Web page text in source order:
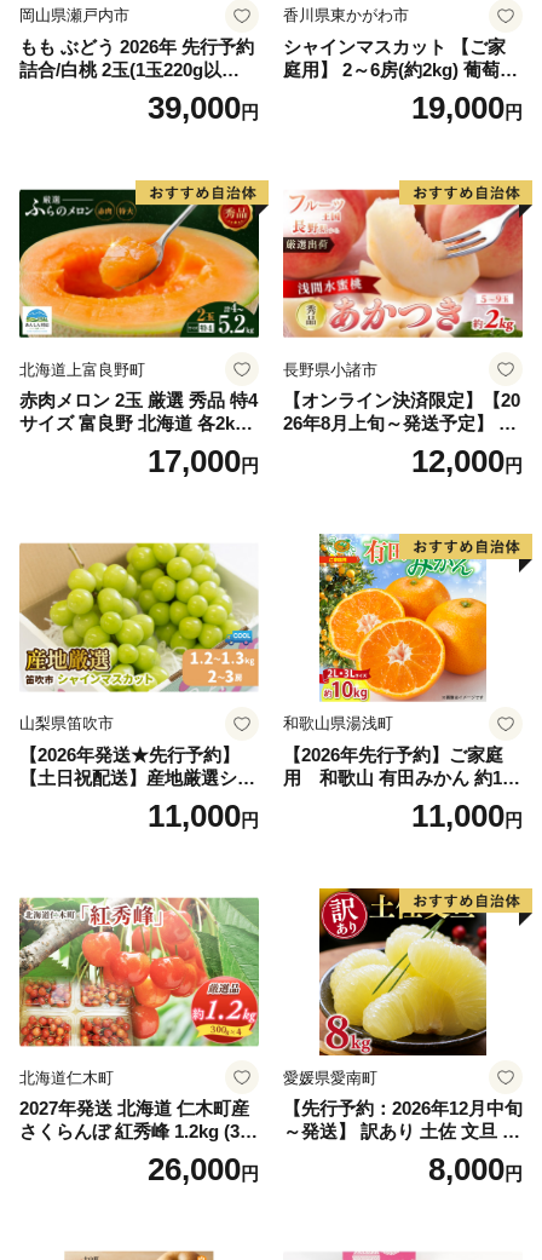
岡山県瀬戸内市
もも ぶどう 2026年 先行予約
詰合/白桃 2玉(1玉220g以
上)・シャインマスカット 晴
39,000円
香川県東かがわ市
シャインマスカット 【ご家
庭用】 2～6房(約2kg) 葡萄 ぶ
どう ブドウ フルーツ 果物 く
だもの 果実 旬の果物 旬のフ
19,000円
北海道上富良野町
赤肉メロン 2玉 厳選 秀品 特4
サイズ 富良野 北海道 各2kg
～2.6kg 2玉 セット ファーム
富良野 メロン めろん 果物 く
17,000円
長野県小諸市
【オンライン決済限定】【20
26年8月上旬～発送予定】 先
行予約 「浅間水蜜桃プレミ
アム」 もも あかつき 秀品 約
果肉 長野県産 小諸市
12,000円
山梨県笛吹市
【2026年発送★先行予約】
【土日祝配送】産地厳選シャ
インマスカット1.2kg～1.3kg
（2房～3房）※沖縄・離島配
笛吹市 山梨県 フルーツ 果物
ぶどう 葡萄 大粒 シャインマ
スカット おすすめ シャイン
マスカット 贈答 ギフト 産地
笛吹市 シャインマスカット
笛吹 葡萄 国産 ぶどう 人気
国産 1.2kg 先行｜
11,000円
和歌山県湯浅町
【2026年先行予約】ご家庭
用 和歌山 有田みかん 約10k
g (2L、3Lサイズ)【湯浅町】
11,000円
北海道仁木町
2027年発送 北海道 仁木町産
さくらんぼ 紅秀峰 1.2kg (300
g×4パック) Lサイズ以上 旬
桜桃 産地直送 サクランボ チ
26,000円
愛媛県愛南町
【先行予約：2026年12月中旬
～発送】 訳あり 土佐 文旦 8k
g (Mサイズ以上サイズミック
ス) 8000円 わけあり ぶんた
産 農家直送 期間限定 特産品
8,000円